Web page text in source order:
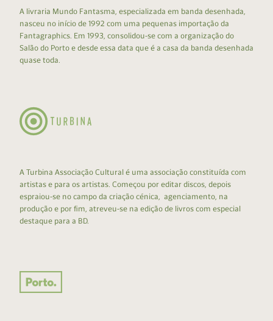
A livraria Mundo Fantasma, especializada em banda desenhada,
nasceu no início de 1992 com uma pequenas importação da
Fantagraphics. Em 1993, consolidou-se com a organização do
Salão do Porto e desde essa data que é a casa da banda desenhada
quase toda.
A Turbina Associação Cultural é uma associação constituída com
artistas e para os artistas. Começou por editar discos, depois
espraiou-se no campo da criação cénica, agenciamento, na
produção e por fim, atreveu-se na edição de livros com especial
destaque para a BD.